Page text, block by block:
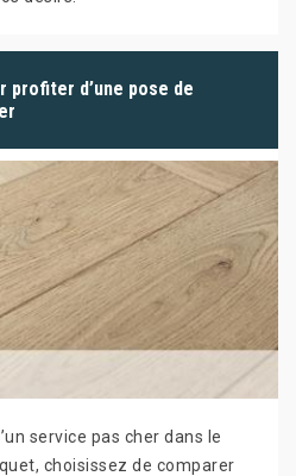
profiter d’une pose de
service pas cher dans le
choisissez de comparer